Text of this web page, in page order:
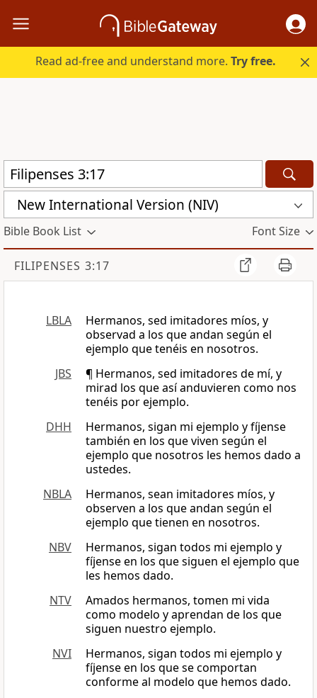
Read ad-free and understand more.Try free.
New International Version (NIV)
Bible Book List Font Size
FILIPENSES 3:17
LBLA
Hermanos, sed imitadores míos, y
observad a los que andan según el
ejemplo que tenéis en nosotros.
JBS
¶ Hermanos, sed imitadores de mí, y
mirad los que así anduvieren como nos
tenéis por ejemplo.
DHH
Hermanos, sigan mi ejemplo y fíjense
también en los que viven según el
ejemplo que nosotros les hemos dado a
ustedes.
NBLA
Hermanos, sean imitadores míos, y
observen a los que andan según el
ejemplo que tienen en nosotros.
NBV
Hermanos, sigan todos mi ejemplo y
fíjense en los que siguen el ejemplo que
les hemos dado.
NTV
Amados hermanos, tomen mi vida
como modelo y aprendan de los que
siguen nuestro ejemplo.
NVI
Hermanos, sigan todos mi ejemplo y
fíjense en los que se comportan
conforme al modelo que hemos dado.